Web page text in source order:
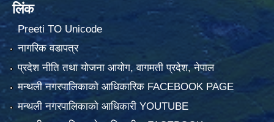
लिंक
Preeti TO Unicode
नागरिक वडापत्र
प्रदेश नीति तथा योजना आयोग, वागमती प्रदेश, नेपाल
मन्थली नगरपालिकाको आधिकारिक FACEBOOK PAGE
मन्थली नगरपालिकाको आधिकारी YOUTUBE